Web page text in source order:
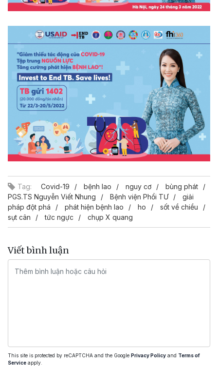
Tag: Covid-19 bệnh lao nguy cơ
bùng phát
PGS.TS Nguyễn Viết Nhung
Bệnh viện Phổi TƯ
giải
pháp đột phá
phát hiện bệnh lao ho
sốt về chiều
sụt cân
tức ngực chụp X quang
Viết bình luận
This site is protected by reCAPTCHA and the Google Privacy Policy and Terms of
Service apply.